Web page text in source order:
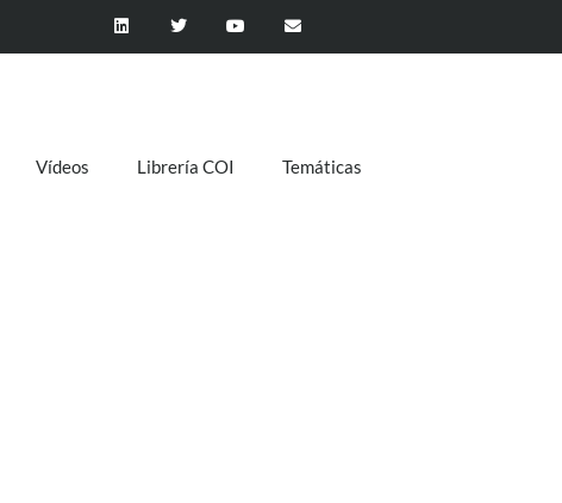
Vídeos Librería COI Temáticas